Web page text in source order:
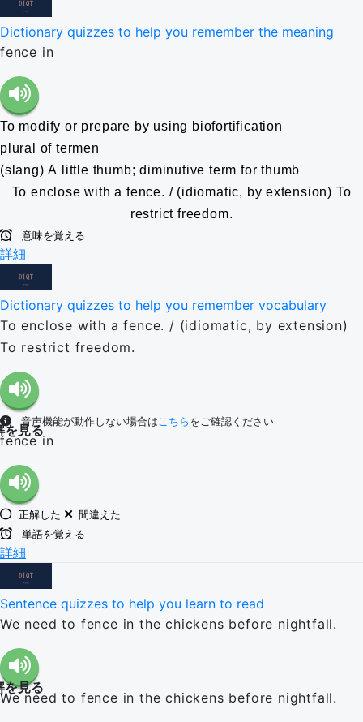
Dictionary quizzes to help you remember the meaning
fence in
To modify or prepare by using biofortification
plural of termen
(slang) A little thumb; diminutive term for thumb
To enclose with a fence. / (idiomatic, by extension) To
restrict freedom.
意味を覚える
詳細
Dictionary quizzes to help you remember vocabulary
To enclose with a fence. / (idiomatic, by extension)
To restrict freedom.
音声機能が動作しない場合はこちら をご確認ください
を見る
fence in
正解した
間違えた
単語を覚える
詳細
Sentence quizzes to help you learn to read
We need to fence in the chickens before nightfall.
を見る
We need to fence in the chickens before nightfall.